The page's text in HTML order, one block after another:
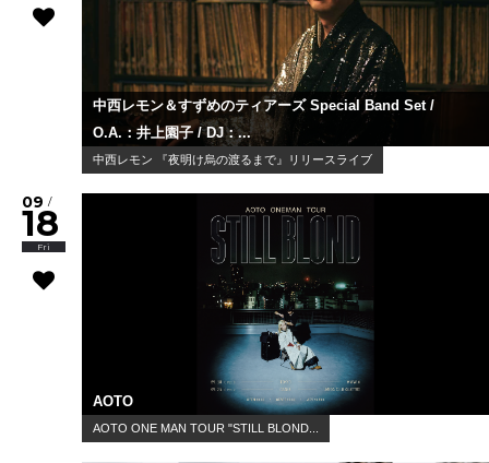
中西レモン＆すずめのティアーズ Special Band Set /
O.A.：井上園子 / DJ：...
中西レモン 『夜明け烏の渡るまで』リリースライブ
09 /
18
Fri
AOTO
AOTO ONE MAN TOUR "STILL BLOND...